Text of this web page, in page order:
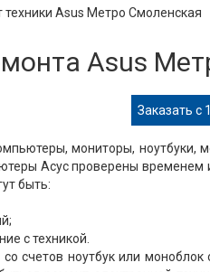
техники Asus Метро Смоленская
Asus
Заказать с
мониторы,
Асус проверены временем
быть:
с техникой.
счетов ноутбук или